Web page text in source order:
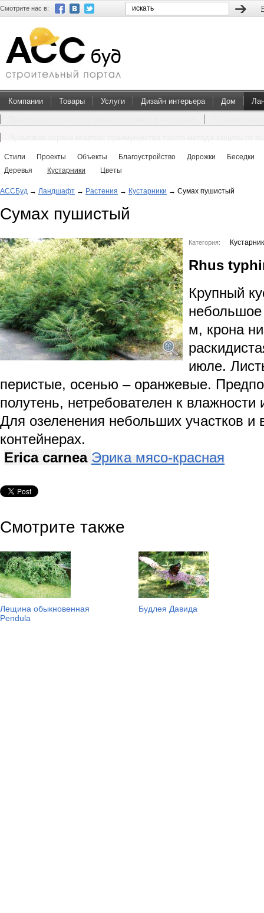
Смотрите нас в:
Компании Товары Услуги Дизайн интерьера Дом
Стили Проекты Объекты Благоустройство Дорожки
Беседки
Деревья
Кустарники Цветы
АССБуд → Ландшафт → Растения → Кустарники → Сумах пушистый
Сумах пушистый
Категория:
Rhus
Крупный
м, крона
июле.
перистые, осенью – оранжевые.
полутень, нетребователен к
Для озеленения небольших участков
контейнерах.
Erica carnea Эрика мясо-красная
Смотрите также
Лещина обыкновенная
Pendula
Будлея Давида